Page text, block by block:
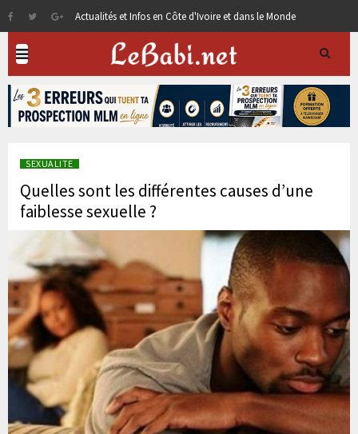
Actualités et Infos en Côte d'Ivoire et dans le Monde
SEXUALITE
Quelles sont les différentes causes d’une
faiblesse sexuelle ?